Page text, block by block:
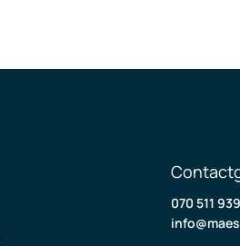
070 511